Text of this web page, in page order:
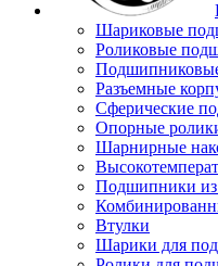
Шариковые
Роликовые
Разъемные
Сферические
Опорные
Шарнирные
Подшипники из
Втулки
Шарики для